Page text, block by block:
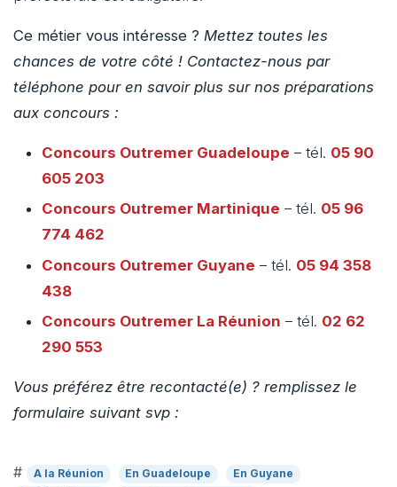
Ce métier vous intéresse ? Mettez toutes les
chances de votre côté ! Contactez-nous par
téléphone pour en savoir plus sur nos préparations
aux concours :
Concours Outremer Guadeloupe – tél. 05 90
605 203
Concours Outremer Martinique – tél. 05 96
774 462
Concours Outremer Guyane – tél. 05 94 358
438
Concours Outremer La Réunion – tél. 02 62
290 553
Vous préférez être recontacté(e) ? remplissez le
formulaire suivant svp :
# A la Réunion En Guadeloupe
En Guyane